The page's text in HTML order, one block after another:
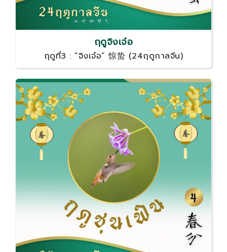
ฤดูจิงเจ๋อ
ฤดูที่3 : ”จิงเจ๋อ” 惊蛰 (24ฤดูกาลจีน)